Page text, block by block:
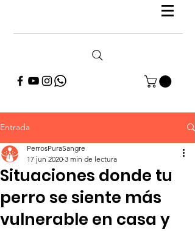
Entrada
Situaciones donde tu
perro se siente más
vulnerable en casa y
PerrosPuraSangre
17 jun 2020 3 min de lectura